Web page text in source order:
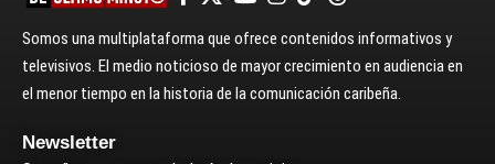
Somos una multiplataforma que ofrece contenidos informativos y
televisivos. El medio noticioso de mayor crecimiento en audiencia en
el menor tiempo en la historia de la comunicación caribeña.
Newsletter